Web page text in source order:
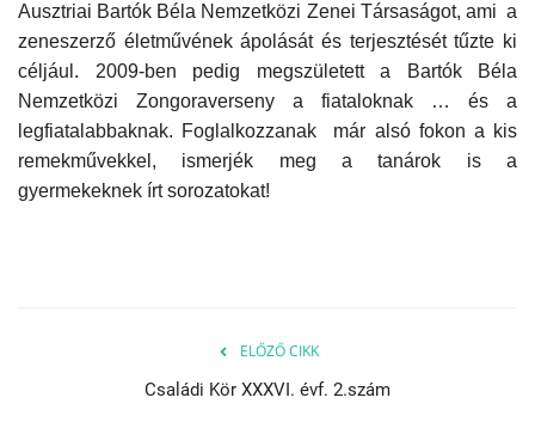
Ausztriai Bartók Béla Nemzetközi Zenei Társaságot, ami a
zeneszerző életművének ápolását és terjesztését tűzte ki
céljául. 2009-ben pedig megszületett a Bartók Béla
Nemzetközi Zongoraverseny a fiataloknak … és a
legfiatalabbaknak. Foglalkozzanak már alsó fokon a kis
remekművekkel, ismerjék meg a tanárok is a
gyermekeknek írt sorozatokat!
ELŐZŐ CIKK
Családi Kör XXXVI. évf. 2.szám